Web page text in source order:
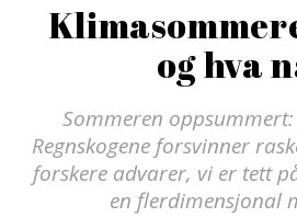
og hva
Sommeren
Regnskogene forsvinner
forskere advarer, vi er tett
en flerdimensjonal